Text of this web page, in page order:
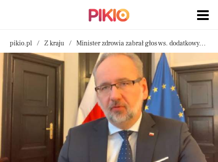
pikio.pl Z kraju Minister zdrowia zabrał głos ws. dodatkowych obostrzeń